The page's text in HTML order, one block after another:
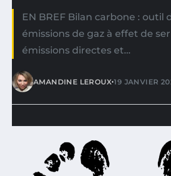
EN BREF Bilan carbone : outil
émissions de gaz à effet de
émissions directes et…
AMANDINE LEROUX•19 JANVIER